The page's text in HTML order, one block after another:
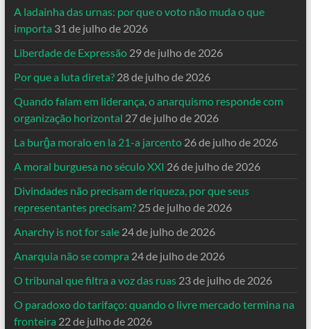
A ladainha das urnas: por que o voto não muda o que
importa 31 de julho de 2026
Liberdade de Expressão 29 de julho de 2026
Por que a luta direta? 28 de julho de 2026
Quando falam em liderança, o anarquismo responde com
organização horizontal 27 de julho de 2026
La burĝa moralo en la 21-a jarcento 26 de julho de 2026
A moral burguesa no século XXI 26 de julho de 2026
Divindades não precisam de riqueza, por que seus
representantes precisam? 25 de julho de 2026
Anarchy is not for sale 24 de julho de 2026
Anarquia não se compra 24 de julho de 2026
O tribunal que filtra a voz das ruas 23 de julho de 2026
O paradoxo do tarifaço: quando o livre mercado termina na
fronteira 22 de julho de 2026